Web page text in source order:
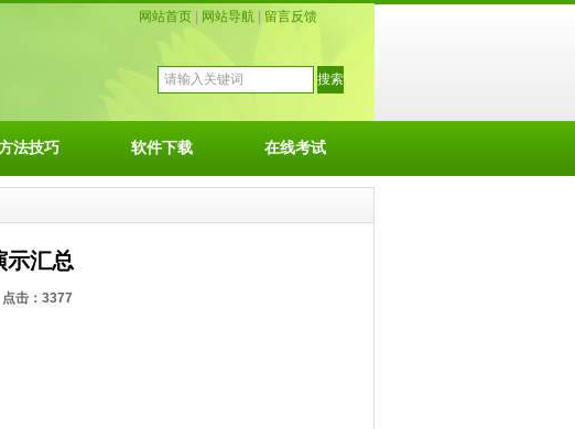
网站首页| 网站导航| 留言反馈
法技巧 软件下载 在线考试
示汇总
击： 3377